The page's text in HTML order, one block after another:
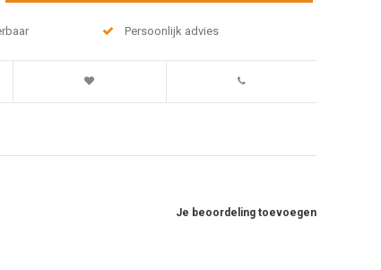
Persoonlijk advies
Je beoordeling toevoegen